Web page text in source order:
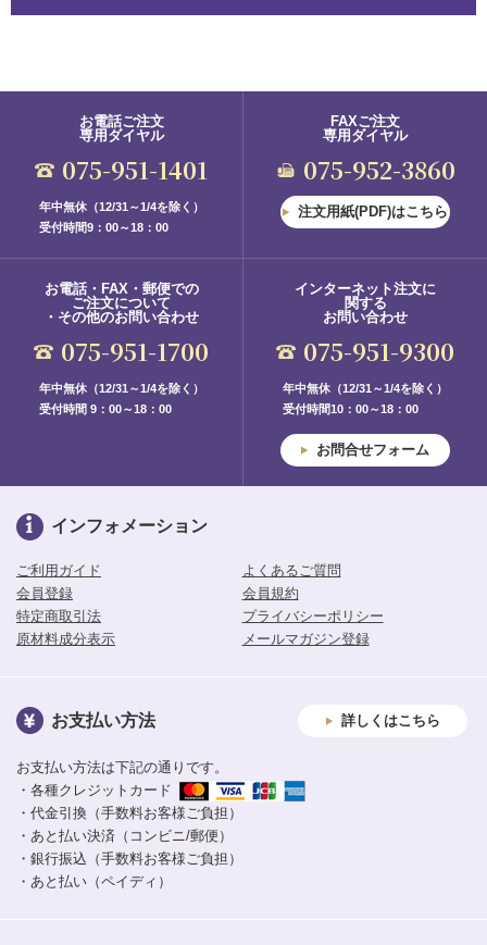
お電話ご注文
専用ダイヤル
075-951-1401
年中無休（12/31～1/4を除く）
受付時間9：00～18：00
FAXご注文
専用ダイヤル
075-952-3860
注文用紙(PDF)はこちら
お電話・FAX・郵便での
ご注文について
・その他のお問い合わせ
075-951-1700
年中無休（12/31～1/4を除く）
受付時間 9：00～18：00
インターネット注文に
関する
お問い合わせ
075-951-9300
年中無休（12/31～1/4を除く）
受付時間10：00～18：00
お問合せフォーム
インフォメーション
ご利用ガイド
よくあるご質問
会員登録
会員規約
特定商取引法
プライバシーポリシー
原材料成分表示
メールマガジン登録
お支払い方法 詳しくはこちら
お支払い方法は下記の通りです。
・各種クレジットカード
・代金引換（手数料お客様ご負担）
・あと払い決済（コンビニ/郵便）
・銀行振込（手数料お客様ご負担）
・あと払い（ペイディ）